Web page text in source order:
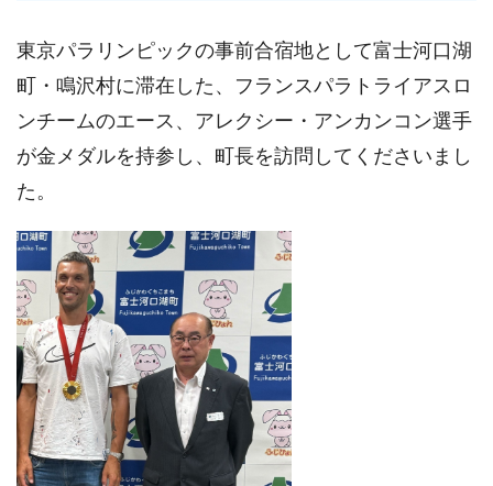
東京パラリンピックの事前合宿地として富士河口湖
町・鳴沢村に滞在した、フランスパラトライアスロ
ンチームのエース、アレクシー・アンカンコン選手
が金メダルを持参し、町長を訪問してくださいまし
た。